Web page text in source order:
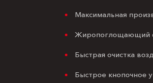
Максимальная
Жиропоглощающий
Быстрая очистка
Быстрое кнопочное